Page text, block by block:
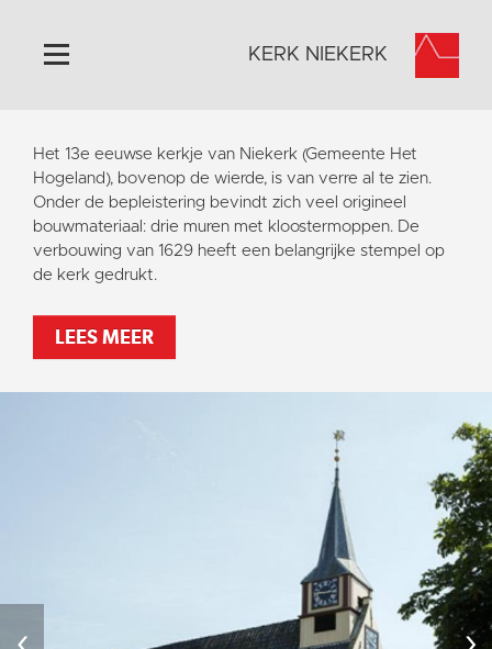
Home
Algemeen
Historie
Omgeving
Activiteiten
Steun ons
Contact
Vaktaal
KERK NIEKERK
Het 13e eeuwse kerkje van Niekerk (Gemeente Het
Hogeland), bovenop de wierde, is van verre al te zien.
Onder de bepleistering bevindt zich veel origineel
bouwmateriaal: drie muren met kloostermoppen. De
verbouwing van 1629 heeft een belangrijke stempel op
de kerk gedrukt.
LEES MEER